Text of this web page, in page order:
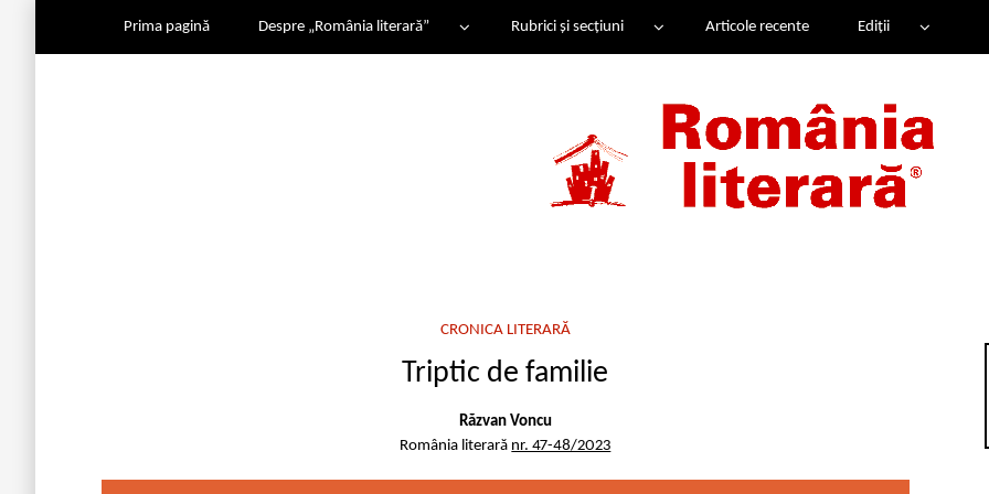
Prima pagină Despre „România literară” Rubrici și secțiuni Articole recente Ediții
CRONICA LITERARĂ
Triptic de familie
Răzvan Voncu
România literară nr. 47-48/2023